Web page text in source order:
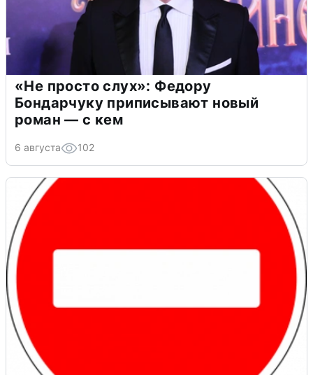
«Не просто слух»: Федору
Бондарчуку приписывают новый
роман — с кем
6 августа 102